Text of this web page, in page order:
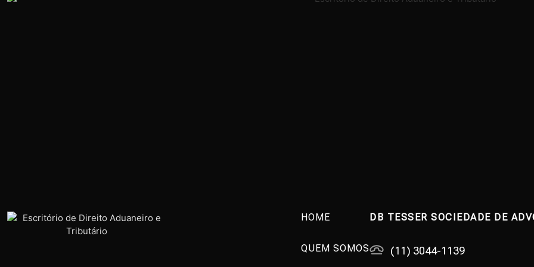
HOME
QUEM SOMOS
DB TESSER SOCIEDADE DE
(11) 3044-1139